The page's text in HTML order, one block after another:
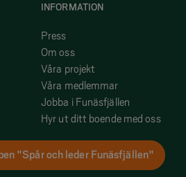
INFORMATION
Press
Om oss
Våra projekt
Våra medlemmar
Jobba i Funäsfjällen
Hyr ut ditt boende med oss
"Spår och leder Funäsfjällen"